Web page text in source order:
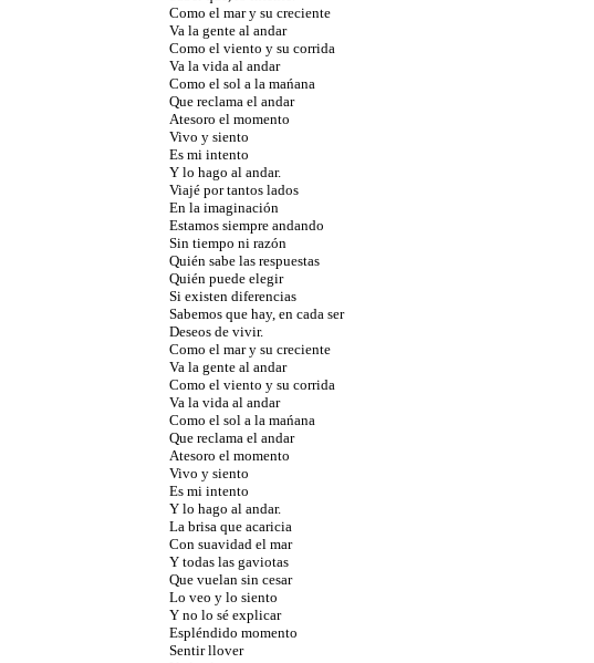
Como el mar y su creciente
Va la gente al andar
Como el viento y su corrida
Va la vida al andar
Como el sol a la mańana
Que reclama el andar
Atesoro el momento
Vivo y siento
Es mi intento
Y lo hago al andar.
Viajé por tantos lados
En la imaginación
Estamos siempre andando
Sin tiempo ni razón
Quién sabe las respuestas
Quién puede elegir
Si existen diferencias
Sabemos que hay, en cada ser
Deseos de vivir.
Como el mar y su creciente
Va la gente al andar
Como el viento y su corrida
Va la vida al andar
Como el sol a la mańana
Que reclama el andar
Atesoro el momento
Vivo y siento
Es mi intento
Y lo hago al andar.
La brisa que acaricia
Con suavidad el mar
Y todas las gaviotas
Que vuelan sin cesar
Lo veo y lo siento
Y no lo sé explicar
Espléndido momento
Sentir llover